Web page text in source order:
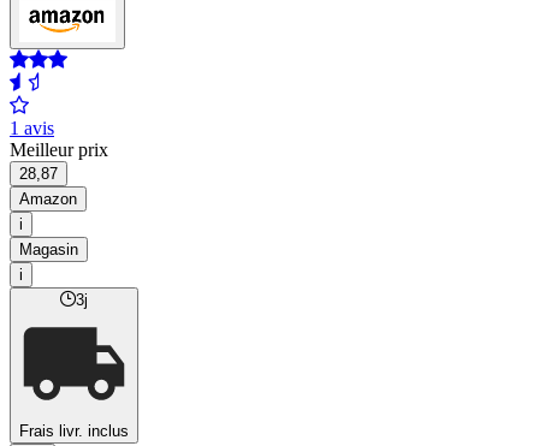
1 avis
Meilleur prix
28,87
Amazon
i
Magasin
i
3j
Frais livr. inclus